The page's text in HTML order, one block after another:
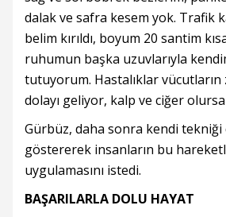
dalak ve safra kesem yok. Trafik
belim kırıldı, boyum 20 santim
ruhumun başka uzuvlarıyla
tutuyorum. Hastalıklar
dolayı geliyor, kalp ve ciğer
Gürbüz, daha sonra kendi
göstererek insanların bu
uygulamasını istedi.
BAŞARILARLA DOLU HAYAT